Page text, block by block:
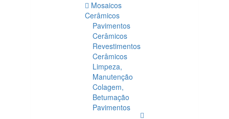
Mosaicos
Cerâmicos
Pavimentos
Cerâmicos
Revestimentos
Cerâmicos
Limpeza,
Manutenção
Colagem,
Betumação
Pavimentos